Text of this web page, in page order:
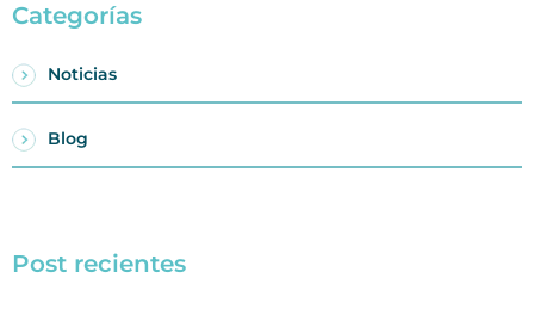
Categorías
Noticias
Blog
Post recientes